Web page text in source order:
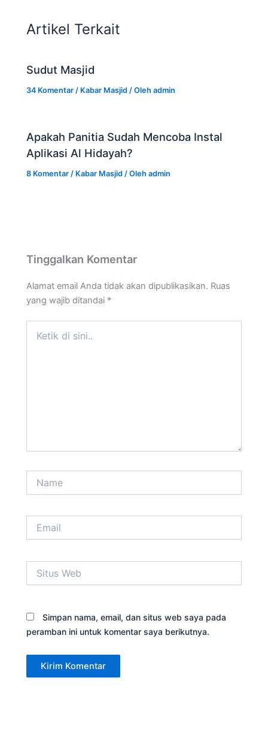
Artikel Terkait
Sudut Masjid
34 Komentar / Kabar Masjid / Olehadmin
Apakah Panitia Sudah Mencoba Instal
Aplikasi Al Hidayah?
8 Komentar / Kabar Masjid / Olehadmin
Tinggalkan Komentar
Alamat email Anda tidak akan dipublikasikan. Ruas
yang wajib ditandai *
Web
Simpan nama, email, dan situs web saya pada
peramban ini untuk komentar saya berikutnya.